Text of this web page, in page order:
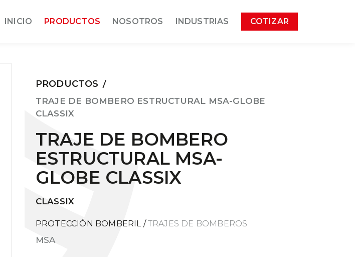
INICIO PRODUCTOS NOSOTROS INDUSTRIAS COTIZAR
PRODUCTOS /
TRAJE DE BOMBERO ESTRUCTURAL MSA-GLOBE
CLASSIX
TRAJE DE BOMBERO
ESTRUCTURAL MSA-
GLOBE CLASSIX
CLASSIX
PROTECCIÓN BOMBERIL / TRAJES DE BOMBEROS
MSA